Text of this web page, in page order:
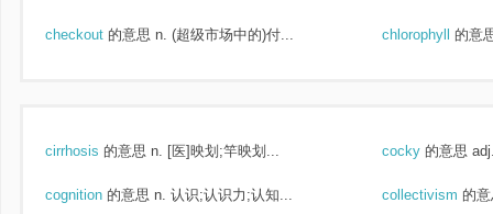
checkout 的意思 n. (超级市场中的)付... chlorophyll 的意
cirrhosis 的意思 n. [医]映划;竿映划... cocky 的意思
cognition 的意思 n. 认识;认识力;认知... collectivism 的